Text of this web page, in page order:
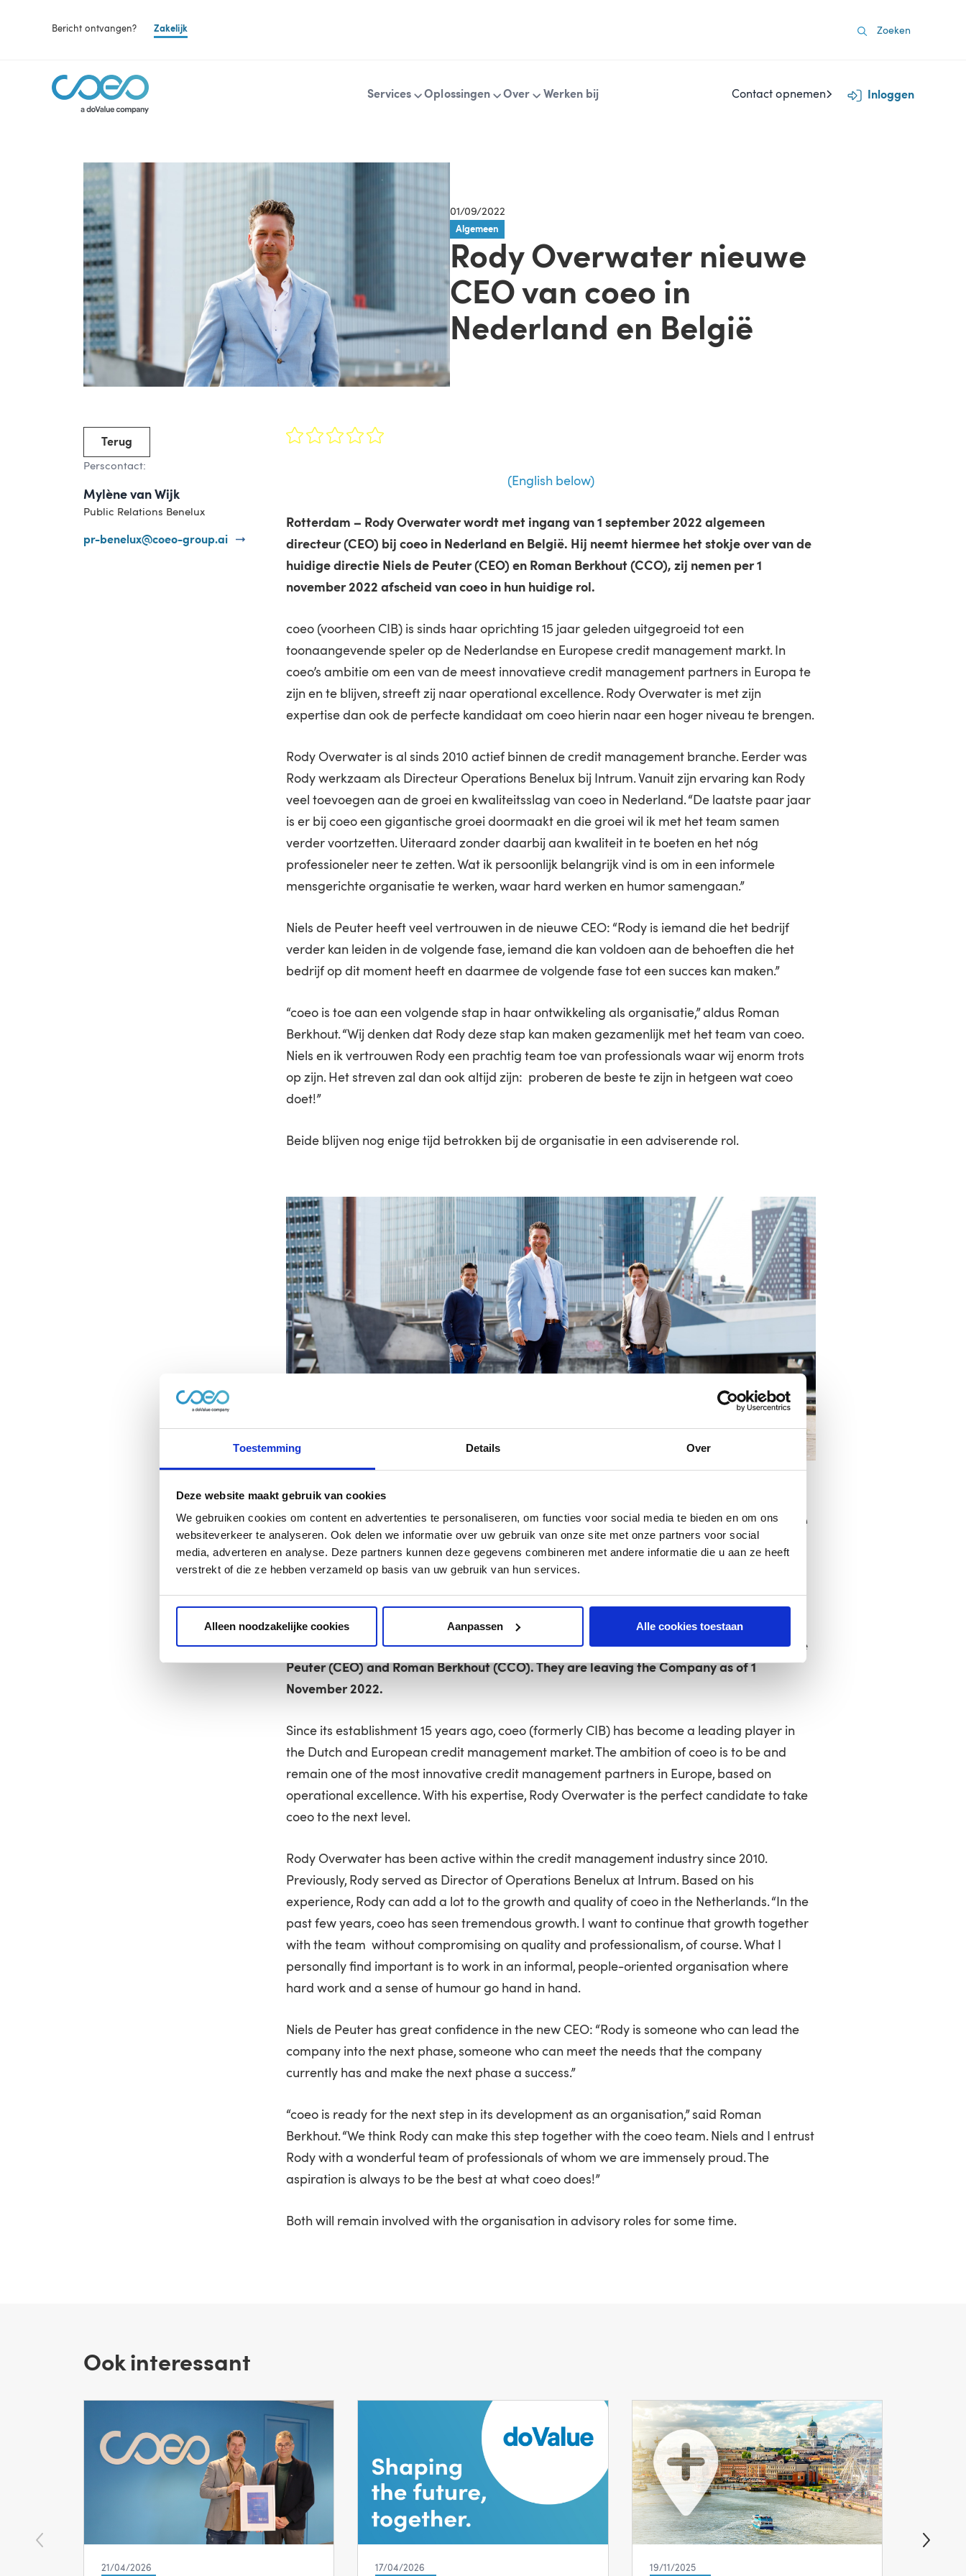
Toestemming Details Over
Deze website maakt gebruik van cookies
We gebruiken cookies om content en advertenties te personaliseren, om functies voor social media te bieden en om ons
websiteverkeer te analyseren. Ook delen we informatie over uw gebruik van onze site met onze partners voor social
media, adverteren en analyse. Deze partners kunnen deze gegevens combineren met andere informatie die u aan ze heeft
verstrekt of die ze hebben verzameld op basis van uw gebruik van hun services.
Alleen noodzakelijke cookies Aanpassen Alle cookies toestaan
Bericht ontvangen? Zakelijk
Services Oplossingen Over Werken bij Contact opnemen Inloggen
01/09/2022
Algemeen
Rody Overwater nieuwe
CEO van coeo in
Nederland en België
Terug
Perscontact:
Mylène van Wijk
Public Relations Benelux
pr-benelux@coeo-group.ai
(English below)
Rotterdam – Rody Overwater wordt met ingang van 1 september 2022 algemeen
directeur (CEO) bij coeo in Nederland en België. Hij neemt hiermee het stokje over van de
huidige directie Niels de Peuter (CEO) en Roman Berkhout (CCO), zij nemen per 1
november 2022 afscheid van coeo in hun huidige rol.
coeo (voorheen CIB) is sinds haar oprichting 15 jaar geleden uitgegroeid tot een
toonaangevende speler op de Nederlandse en Europese credit management markt. In
coeo’s ambitie om een van de meest innovatieve credit management partners in Europa te
zijn en te blijven, streeft zij naar operational excellence. Rody Overwater is met zijn
expertise dan ook de perfecte kandidaat om coeo hierin naar een hoger niveau te brengen.
Rody Overwater is al sinds 2010 actief binnen de credit management branche. Eerder was
Rody werkzaam als Directeur Operations Benelux bij Intrum. Vanuit zijn ervaring kan Rody
veel toevoegen aan de groei en kwaliteitsslag van coeo in Nederland. “De laatste paar jaar
is er bij coeo een gigantische groei doormaakt en die groei wil ik met het team samen
verder voortzetten. Uiteraard zonder daarbij aan kwaliteit in te boeten en het nóg
professioneler neer te zetten. Wat ik persoonlijk belangrijk vind is om in een informele
mensgerichte organisatie te werken, waar hard werken en humor samengaan.”
Niels de Peuter heeft veel vertrouwen in de nieuwe CEO: “Rody is iemand die het bedrijf
verder kan leiden in de volgende fase, iemand die kan voldoen aan de behoeften die het
bedrijf op dit moment heeft en daarmee de volgende fase tot een succes kan maken.”
“coeo is toe aan een volgende stap in haar ontwikkeling als organisatie,” aldus Roman
Berkhout. “Wij denken dat Rody deze stap kan maken gezamenlijk met het team van coeo.
Niels en ik vertrouwen Rody een prachtig team toe van professionals waar wij enorm trots
op zijn. Het streven zal dan ook altijd zijn: proberen de beste te zijn in hetgeen wat coeo
doet!”
Beide blijven nog enige tijd betrokken bij de organisatie in een adviserende rol.
English
Rody Overwater new CEO of coeo in the
Netherlands and Belgium
Rotterdam – Rody Overwater will become the CEO of coeo in the Netherlands and
Belgium, effective 1 September 2022. He takes over from the current executives, Niels de
Peuter (CEO) and Roman Berkhout (CCO). They are leaving the Company as of 1
November 2022.
Since its establishment 15 years ago, coeo (formerly CIB) has become a leading player in
the Dutch and European credit management market. The ambition of coeo is to be and
remain one of the most innovative credit management partners in Europe, based on
operational excellence. With his expertise, Rody Overwater is the perfect candidate to take
coeo to the next level.
Rody Overwater has been active within the credit management industry since 2010.
Previously, Rody served as Director of Operations Benelux at Intrum. Based on his
experience, Rody can add a lot to the growth and quality of coeo in the Netherlands. “In the
past few years, coeo has seen tremendous growth. I want to continue that growth together
with the team without compromising on quality and professionalism, of course. What I
personally find important is to work in an informal, people-oriented organisation where
hard work and a sense of humour go hand in hand.
Niels de Peuter has great confidence in the new CEO: “Rody is someone who can lead the
company into the next phase, someone who can meet the needs that the company
currently has and make the next phase a success.”
“coeo is ready for the next step in its development as an organisation,” said Roman
Berkhout. “We think Rody can make this step together with the coeo team. Niels and I entrust
Rody with a wonderful team of professionals of whom we are immensely proud. The
aspiration is always to be the best at what coeo does!”
Both will remain involved with the organisation in advisory roles for some time.
Ook interessant
21/04/2026 17/04/2026 19/11/2025